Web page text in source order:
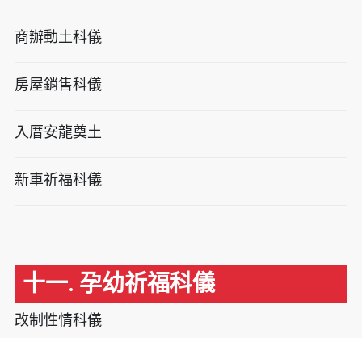
商辦動土科儀
房屋銷售科儀
入厝安龍奠土
新車祈福科儀
十一. 孕幼祈福科儀
改制性情科儀